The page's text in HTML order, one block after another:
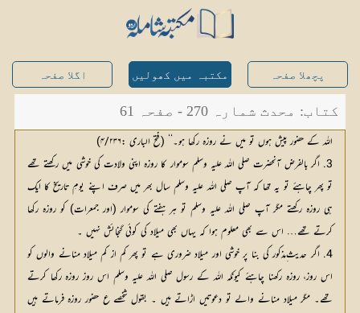
پچھلا صفحہ مکتبہ میں کھولیں اگلا صفحہ
کتاب: محدث شمارہ 270 - صفحہ 61
اللہ کے حضور پیش ہوں تو میں نے روزہ رکھا ہو۔‘‘ (فتح الباری :۴/۲۳۶)
3. اگر بالفرض آنحضرت صلی اللہ علیہ وسلم سوموار کا روزہ اپنی ولادت کی خوشی میں رکھتے تھے
تو پھر چاہئے تو یہ تھا کہ آپ صلی اللہ علیہ وسلم سال بھر میں صرف اپنے یومِ تاریخ کا ایک
ہی روزہ رکھتے مگر آپ صلی اللہ علیہ وسلم تو ہر ہفتے کی سوموار (اور جمعرات) کو روزہ رکھا
کرتے تھے… اس سے بھی معلوم ہوا کہ یہاں بھی میلاد کی کوئی گنجائش نہیں ۔
4. اگر حدیث ِمذکور کی بنا پر خوشی اور میلاد ضروری ہے تو پھر کم از کم میلاد منانے والوں کو
اس روز، روزہ رکھنا چاہئے کیونکہ اللہ کے رسول صلی اللہ علیہ وسلم اس روز روزہ رکھا کرتے
تھے۔ مگر میلاد منانے والے تو دعوتیں اڑاتے ہیں ۔ بقول شخصے ع حضور روزہ فرماتے ہیں